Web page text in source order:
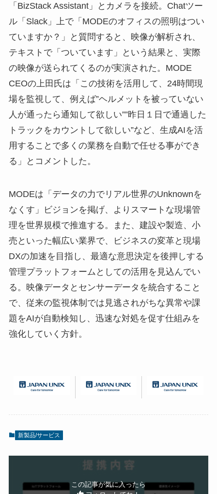
「BizStack Assistant」とカメラを接続。Chatツー
ル「Slack」上で「MODEのオフィスの照明はつい
ていますか？」と質問すると、映像が解析され、
テキストで「ついています」という結果と、実際
の映像が送られてくるのが実演された。MODE
CEOの上田氏は「この技術を活用して、24時間現
場を監視して、例えば”ヘルメットを被っていない
人が通ったら通知して欲しい””昨日１日で通過した
トラックをカウントして欲しい”など、生成AIを活
用することで多くの業務を自動で任せる事ができ
る」とコメントした。
MODEは「データの力でリアル世界のUnknownを
なくす」ビジョンを掲げ、よりスマートな現場管
理を世界規模で推進する。また、建設や製造、小
売といった幅広い業界で、ビジネスの変革と現場
DXの加速を目指し、最適な意思決定を後押しする
管理プラットフォームとしての活用を見込んでい
る。映像データとセンサーデータを統合すること
で、従来の監視体制では見逃されがちな異常や課
題をAIが自動検知し、迅速な対処を促す仕組みを
強化していく方針。
新製品/サービス
この記事が気に入ったら